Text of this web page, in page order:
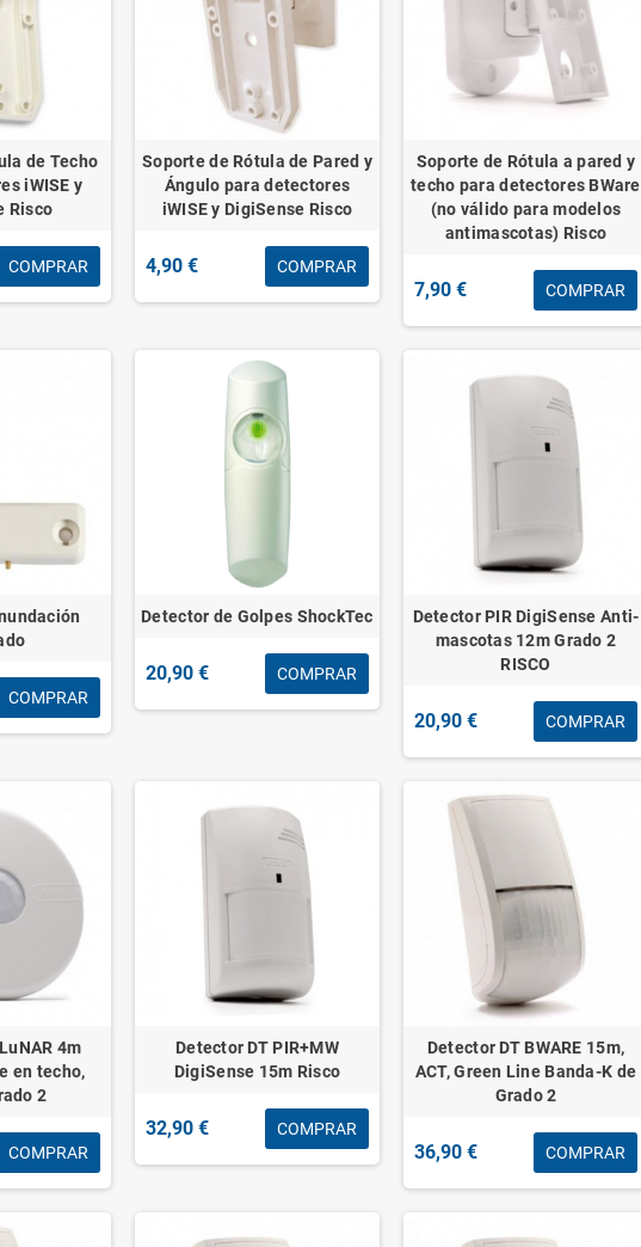
de Techo
iWISE y
Risco
COMPRAR
Soporte de Rótula de Pared y
Ángulo para detectores
iWISE y DigiSense Risco
4,90 € COMPRAR
Soporte de Rótula a pared y
techo para detectores BWare
(no válido para modelos
antimascotas) Risco
7,90 € COMPRAR
COMPRAR
Detector de Golpes ShockTec
20,90 € COMPRAR
Detector PIR DigiSense Anti-
mascotas 12m Grado 2
RISCO
20,90 € COMPRAR
4m
en techo,
2
COMPRAR
Detector DT PIR+MW
DigiSense 15m Risco
32,90 € COMPRAR
Detector DT BWARE 15m,
ACT, Green Line Banda-K de
Grado 2
36,90 € COMPRAR